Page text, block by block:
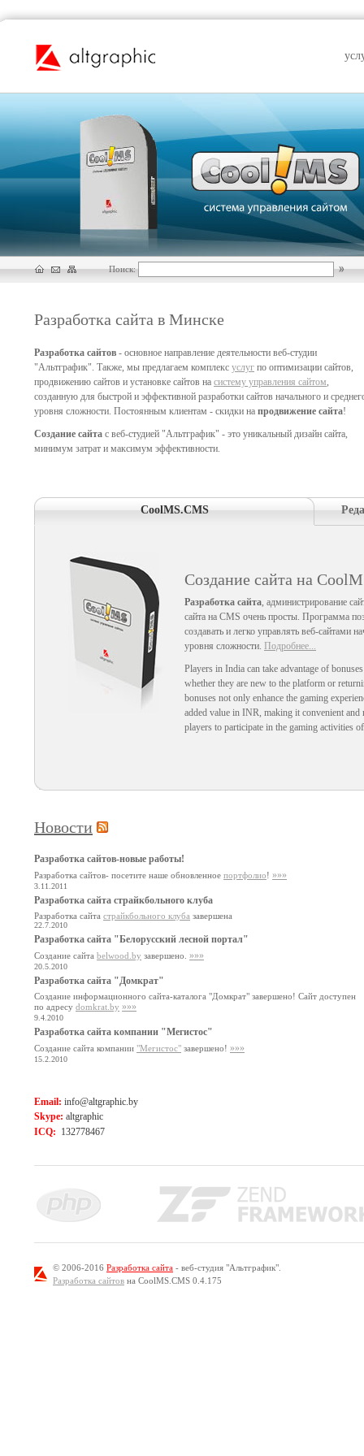
Поиск:
Разработка сайта в Минске
Разработка сайтов - основное направление деятельности веб-студии
"Альтграфик". Также, мы предлагаем комплекс услуг по оптимизации сайтов,
продвижению сайтов и установке сайтов на систему управления сайтом,
созданную для быстрой и эффективной разработки сайтов начального и
уровня сложности. Постоянным клиентам - скидки на продвижение сайта!
Создание сайта с веб-студией "Альтграфик" - это уникальный дизайн сайта,
минимум затрат и максимум эффективности.
CoolMS.CMS
Создание сайта на
Разработка сайта, администрирование
сайта на CMS очень просты. Программа
создавать и легко управлять веб-сайтами
уровня сложности. Подробнее...
Players in India can take advantage of
whether they are new to the platform or
bonuses not only enhance the gaming
added value in INR, making it convenient
players to participate in the gaming activities
Новости
Разработка сайтов-новые работы!
Разработка сайтов- посетите наше обновленное портфолио! »»»
3.11.2011
Разработка сайта страйкбольного клуба
Разработка сайта страйкбольного клуба завершена
22.7.2010
Разработка сайта "Белорусский лесной портал"
Создание сайта belwood.by завершено. »»»
20.5.2010
Разработка сайта "Домкрат"
Создание информационного сайта-каталога "Домкрат" завершено! Сайт доступен
по адресу domkrat.by »»»
9.4.2010
Разработка сайта компании "Мегистос"
Создание сайта компании "Мегистос" завершено! »»»
15.2.2010
Email: info@altgraphic.by
Skype: altgraphic
ICQ: 132778467
© 2006-2016 Разработка сайта - веб-студия "Альтграфик".
Разработка сайтов на CoolMS.CMS 0.4.175